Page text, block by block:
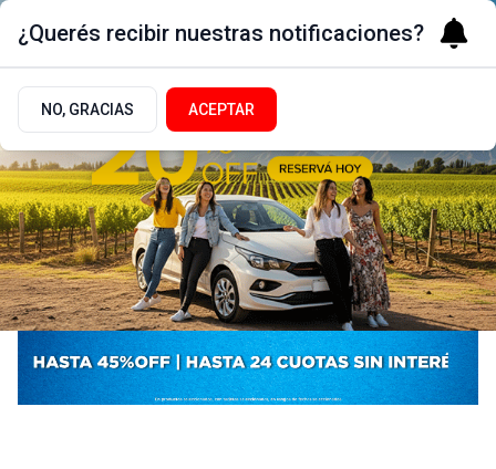
¿Querés recibir nuestras notificaciones?
NO, GRACIAS ACEPTAR